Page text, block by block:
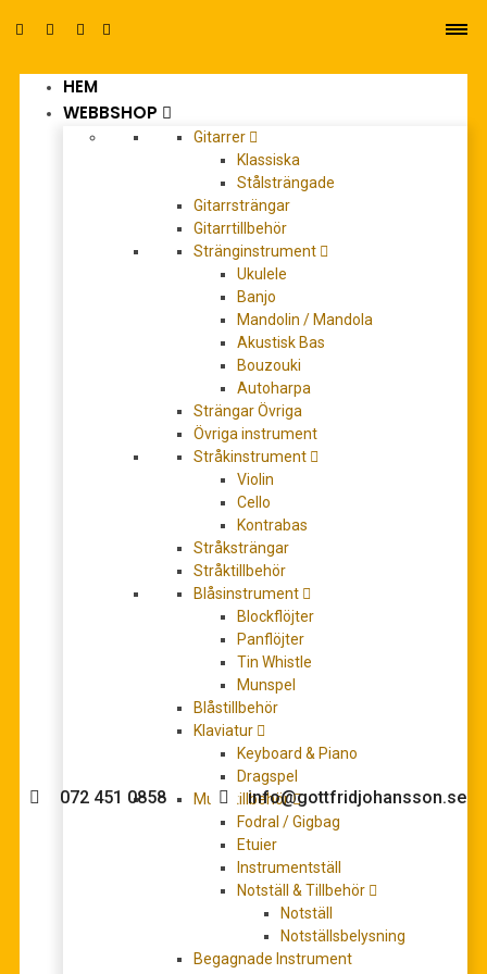
HEM
WEBBSHOP
Gitarrer
Klassiska
Stålsträngade
Gitarrsträngar
Gitarrtillbehör
Stränginstrument
Ukulele
Banjo
Mandolin / Mandola
Akustisk Bas
Bouzouki
Autoharpa
Strängar Övriga
Övriga instrument
Stråkinstrument
Violin
Cello
Kontrabas
Stråksträngar
Stråktillbehör
Blåsinstrument
Blockflöjter
Panflöjter
Tin Whistle
Munspel
Blåstillbehör
Klaviatur
Keyboard & Piano
Dragspel
Musiktillbehör
Fodral / Gigbag
Etuier
Instrumentställ
Notställ & Tillbehör
Notställ
Notställsbelysning
Begagnade Instrument
Blåståget Del 2: Altsax
195,00kr
LÄGG TILL I VARUKORG
Behöver du hjälp med köpet?
072 451 0858 info@gottfridjohansson.se
Johansson Musik webbshop!
Telefontider:
Måndag – fredag 10-12